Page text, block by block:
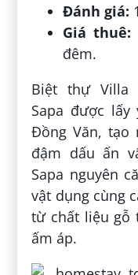
Đánh giá:
Giá thuê:
đêm.
Biệt thự Villa
Sapa được
Đồng Văn, tạo
đậm dấu ấn
Sapa nguyên
vật dụng cùng
từ chất liệu gỗ
ấm áp.